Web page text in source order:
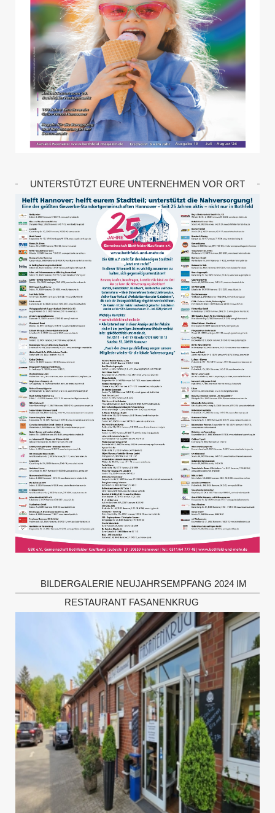
UNTERSTÜTZT EURE UNTERNEHMEN VOR ORT
BILDERGALERIE NEUJAHRSEMPFANG 2024 IM
RESTAURANT FASANENKRUG